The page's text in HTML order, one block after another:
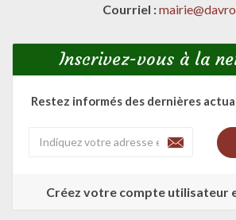
Courriel :
Inscrivez-vous à la
Restez informés des dernières
Créez votre compte utilisateur